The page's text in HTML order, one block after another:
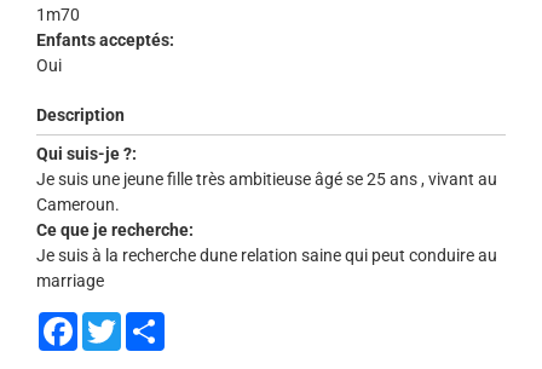
1m70
Enfants acceptés:
Oui
Description
Qui suis-je ?:
Je suis une jeune fille très ambitieuse âgé se 25 ans , vivant au
Cameroun.
Ce que je recherche:
Je suis à la recherche dune relation saine qui peut conduire au
marriage
Facebook
Twitter